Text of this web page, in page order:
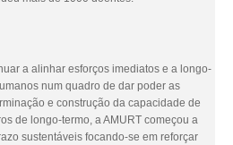
a alinhar esforços imediatos e a longo-
num quadro de dar poder as
e construção da capacidade de
de longo-termo, a AMURT começou a
sustentáveis focando-se em reforçar